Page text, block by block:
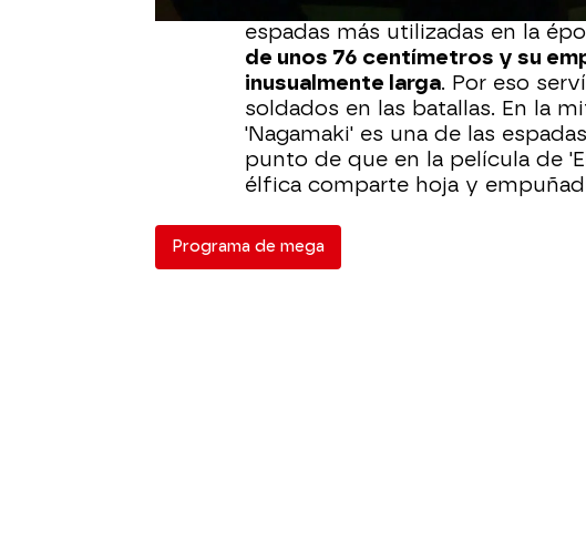
Durante más de cuatro siglos,
espadas más utilizadas en la
de unos 76 centímetros y su
inusualmente larga. Por eso
soldados en las batallas. En la
'Nagamaki' es una de las
punto de que en la película de
élfica comparte hoja y
Programa de mega